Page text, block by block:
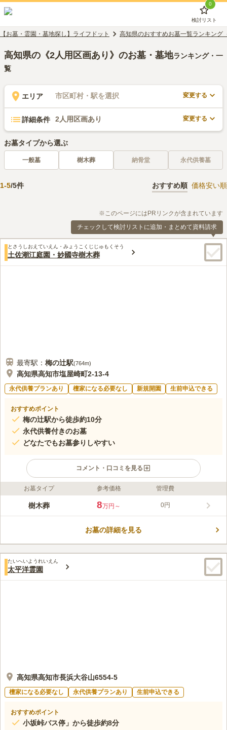
0
検討リスト
【お墓・霊園・墓地探し】ライフドット 高知県のおすすめお墓一覧ランキング
高知県の《2人用区画あり》のお墓・墓地ランキング・一
覧
エリア 市区町村・駅を選択 変更する
詳細条件 2人用区画あり 変更する
お墓タイプから選ぶ
一般墓 樹木葬 納骨堂 永代供養墓
1-5/5件 おすすめ順 価格安い順
※このページにはPRリンクが含まれています
チェックして検討リストに追加・まとめて資料請求
とさうしおえていえん・みょうこくじじゅもくそう
土佐潮江庭園・妙國寺樹木葬
最寄駅： 梅の辻駅(764m)
高知県高知市塩屋崎町2-13-4
永代供養プランあり 檀家になる必要なし 新規開園 生前申込できる
おすすめポイント
梅の辻駅から徒歩約10分
永代供養付きのお墓
どなたでもお墓参りしやすい
コメント・口コミを見る
ライフドット編集部のコメント
妙國寺は「高知駅」から車で約10分、電車で約21分、土佐道路
れる樹木葬です。桜の木を中心に、四季折々の花木を楽しめま
れています。
口コミ評価
この霊園はまだ誰からも評価されていません。
お墓タイプ 参考価格 管理費
樹木葬 8万円～ 0円
お墓の詳細を見る
たいへいようれいえん
太平洋霊園
高知県高知市長浜大谷山6554-5
檀家になる必要なし 永代供養プランあり 生前申込できる
おすすめポイント
小坂峠バス停」から徒歩約8分